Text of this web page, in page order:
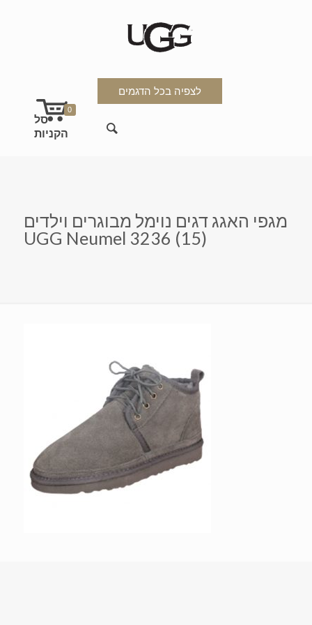
לצפיה בכל הדגמים
0
מגפי האגג דגים נוימל מבוגרים וילדים
UGG Neumel 3236 (15)